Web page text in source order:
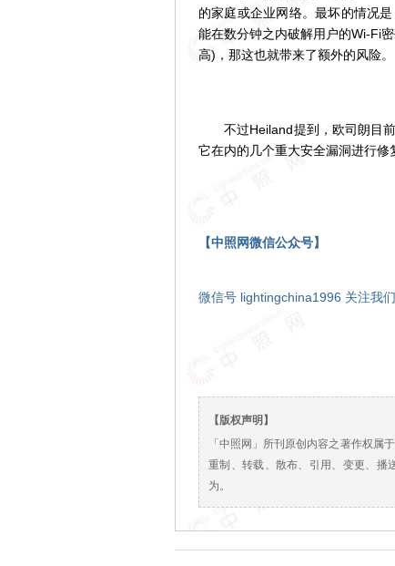
的家庭或企业网络。最坏的情况
能在数分钟之内破解用户的Wi-Fi
高)，那这也就带来了额外的风险。
不过Heiland提到，欧司朗目前
它在内的几个重大安全漏洞进行修
【中照网微信公众号】
微信号 lightingchina1996 关注我们
【版权声明】
「中照网」所刊原创内容之著作权属
重制、转载、散布、引用、变更、播
为。